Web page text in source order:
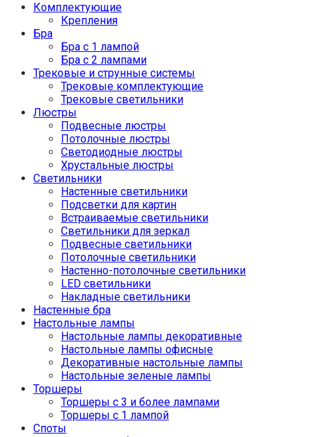
Комплектующие
Крепления
Бра
Бра с 1 лампой
Бра с 2 лампами
Трековые и струнные системы
Трековые комплектующие
Трековые светильники
Люстры
Подвесные люстры
Потолочные люстры
Светодиодные люстры
Хрустальные люстры
Светильники
Настенные светильники
Подсветки для картин
Встраиваемые светильники
Светильники для зеркал
Подвесные светильники
Потолочные светильники
Настенно-потолочные светильники
LED светильники
Накладные светильники
Настенные бра
Настольные лампы
Настольные лампы декоративные
Настольные лампы офисные
Декоративные настольные лампы
Настольные зеленые лампы
Торшеры
Торшеры с 3 и более лампами
Торшеры с 1 лампой
Споты